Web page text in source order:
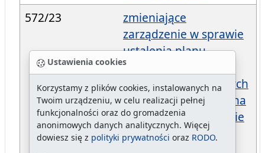
Ustawienia cookies
Korzystamy z plików cookies, instalowanych na
Twoim urządzeniu, w celu realizacji pełnej
funkcjonalności oraz do gromadzenia
anonimowych danych analitycznych. Więcej
dowiesz się z polityki prywatności oraz RODO.
572/23
zmieniające
zarządzenie w sprawie
ustalenia planu
finansowego dla
środków pochodzących
z Funduszu Pomocy na
rzecz pomocy Ukrainie
w szczególności dla